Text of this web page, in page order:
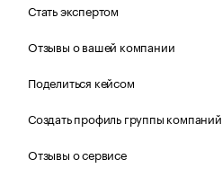
Стать экспертом
Отзывы о вашей компании
Поделиться кейсом
Создать профиль группы компаний
Отзывы о сервисе